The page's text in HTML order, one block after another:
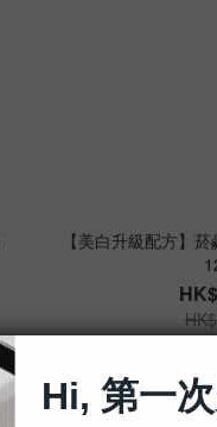
【美白升級配方】